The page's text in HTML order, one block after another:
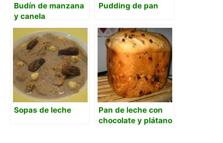
Budín de manzana
y canela
Pudding de pan
Sopas de leche
Pan de leche con
chocolate y plátano